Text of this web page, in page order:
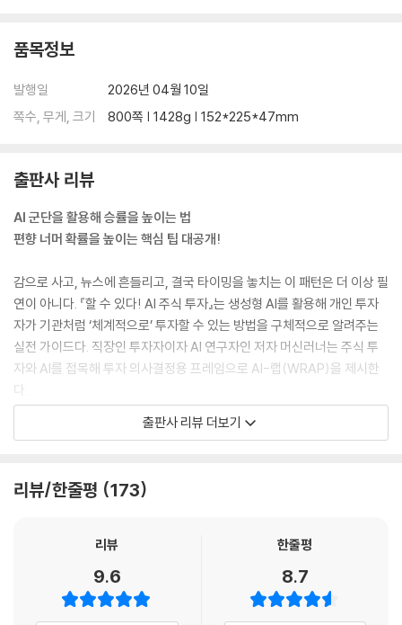
잠깐만요 ? 상한가와 하한가
잠깐만요 ? 제미나이와 챗GPT로 교차 검증하기
2. 뉴스에 속지 마세요! 낚시성 기사 제미나이로 걸러내기
4. 요즘은 이거 진짜 잘나가? SNS로 대중의 온도 체크하기
5. 뭐가 이렇게 복잡해? 경제 지표, 제미나이로 한 방에 이해하기
잠깐만요 ? 거시 경제, 이름만 들어도 어려운데 대체 뭔가요?
6. 주식 시장의 큰손들은 요즘 뭐해? 외국인과 기관의 수급 읽기
잠깐만요 ? 왜 ‘글로벌 헤지펀드 수석 데이터 분석가’일까?
7. 전설들의 비밀 장바구니 훔쳐보기! 13F 보고서 완벽 분석
잠깐만요 ? 13F 보고서는 뭔가요?
8. 무작정 사기 전에 잠깐! 내 돈을 지키는 5가지 골든룰
잠깐만요 ? 세상에 공짜 점심은 없습니다!
1. 이것만 알면 대화가 된다! 초보를 위한 주식 용어 5가지
잠깐만요 ? 데이터가 많아 어디까지 복사해야 할지 고민된다면?
잠깐만요 ? 제미나이가 매긴 점수, 믿을 수 있을까요?
4. 달콤한 사탕? 독이 든 사과? 공시의 진실 파헤치기
품목정보
발행일
2026년 04월 10일
쪽수, 무게, 크기
800쪽 | 1428g | 152*225*47mm
출판사 리뷰
AI 군단을 활용해 승률을 높이는 법
편향 너머 확률을 높이는 핵심 팁 대공개!
감으로 사고, 뉴스에 흔들리고, 결국 타이밍을 놓치는 이 패턴은 더 이상 필
연이 아니다. 『할 수 있다! AI 주식 투자』는 생성형 AI를 활용해 개인 투자
자가 기관처럼 ‘체계적으로’ 투자할 수 있는 방법을 구체적으로 알려주는
실전 가이드다. 직장인 투자자이자 AI 연구자인 저자 머신러너는 주식 투
자와 AI를 접목해 투자 의사결정용 프레임으로 AI-랩(WRAP)을 제시한
다.
· 1단계(W): AI로 투자 지평을 넓혀라
· 4단계(P): AI로 틀릴 때를 대비하라(안전마진)
이 AI-랩 4단계에 맞게 AI를 배치해 데이터 분석가, 애널리스트, 펀드매니
구가 아니라 ‘조직’으로 설계한다는 점이다. 챗GPT는 데이터 분석, 제미나
이는 리서치, 클로드와 퍼플렉시티는 실행 보조로 분업한다. 이를 위해 장
출판사 리뷰 더보기
리뷰/한줄평 173
리뷰
9.6
한줄평
8.7